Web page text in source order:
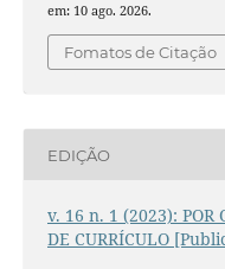
em: 10 ago. 2026.
Fomatos de Citação
EDIÇÃO
v. 16 n. 1 (2023): POR
DE CURRÍCULO